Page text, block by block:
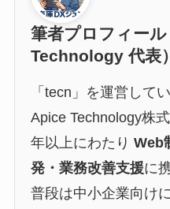
筆者プロフィー
Technology 代表）
「tecn」を運営して
Apice Technology株
年以上にわたり Web
発・業務改善支援に
普段は中小企業向け